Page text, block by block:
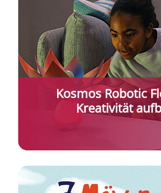
Kosmos Robotic
Kreativität